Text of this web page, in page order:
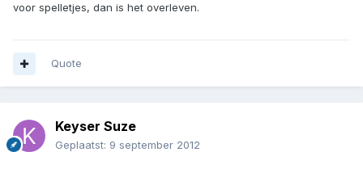
voor spelletjes, dan is het overleven.
Quote
Keyser Suze
Geplaatst: 9 september 2012